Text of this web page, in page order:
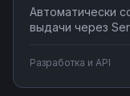
Автоматически
выдачи через
отчеты по
отслеживайте
интеграцию за
Разработка и API